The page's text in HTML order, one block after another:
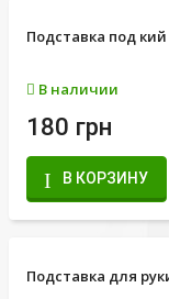
Подставка под
В наличии
180 грн
В КОРЗИНУ
Подставка для